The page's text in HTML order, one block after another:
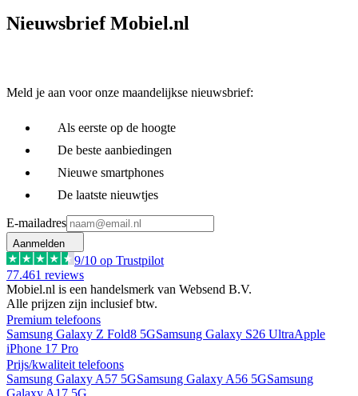
Nieuwsbrief Mobiel.nl
Meld je aan voor onze maandelijkse nieuwsbrief:
Als eerste op de hoogte
De beste aanbiedingen
Nieuwe smartphones
De laatste nieuwtjes
E-mailadres
Aanmelden
9/10 op Trustpilot
77.461 reviews
Mobiel.nl is een handelsmerk van Websend B.V.
Alle prijzen zijn inclusief btw.
Premium telefoons
Samsung Galaxy Z Fold8 5GSamsung Galaxy S26 UltraApple
iPhone 17 Pro
Prijs/kwaliteit telefoons
Samsung Galaxy A57 5GSamsung Galaxy A56 5GSamsung